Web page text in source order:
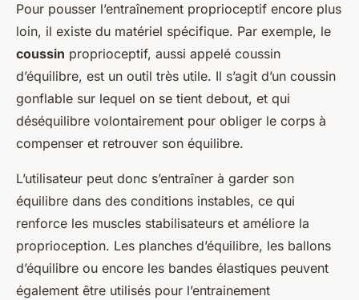
Pour pousser l’entraînement proprioceptif encore plus
loin, il existe du matériel spécifique. Par exemple, le
coussin proprioceptif, aussi appelé coussin
d’équilibre, est un outil très utile. Il s’agit d’un coussin
gonflable sur lequel on se tient debout, et qui
déséquilibre volontairement pour obliger le corps à
compenser et retrouver son équilibre.
L’utilisateur peut donc s’entraîner à garder son
équilibre dans des conditions instables, ce qui
renforce les muscles stabilisateurs et améliore la
proprioception. Les planches d’équilibre, les ballons
d’équilibre ou encore les bandes élastiques peuvent
également être utilisés pour l’entrainement